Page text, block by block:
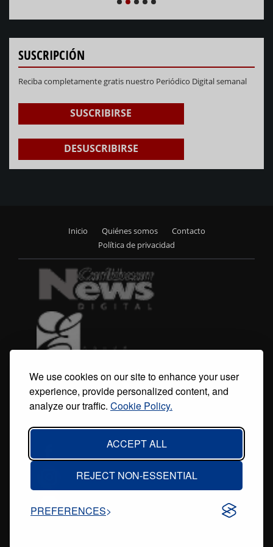
We use cookies on our site to enhance your user
experience, provide personalized content, and
analyze our traffic. Cookie Policy.
ACCEPT ALL
REJECT NON-ESSENTIAL
PREFERENCES
PREVIOUS
SUSCRIPCIÓN
Reciba completamente gratis nuestro Periódico Digital semanal
SUSCRIBIRSE
DESUSCRIBIRSE
menu
Inicio Quiénes somos
Contacto
Política de privacidad